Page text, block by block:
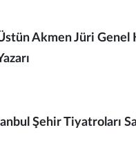
Akmen Jüri Genel
Şehir Tiyatroları